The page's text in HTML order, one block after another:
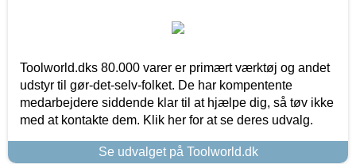
Toolworld.dks 80.000 varer er primært værktøj og andet
udstyr til gør-det-selv-folket. De har kompentente
medarbejdere siddende klar til at hjælpe dig, så tøv ikke
med at kontakte dem. Klik her for at se deres udvalg.
Se udvalget på Toolworld.dk